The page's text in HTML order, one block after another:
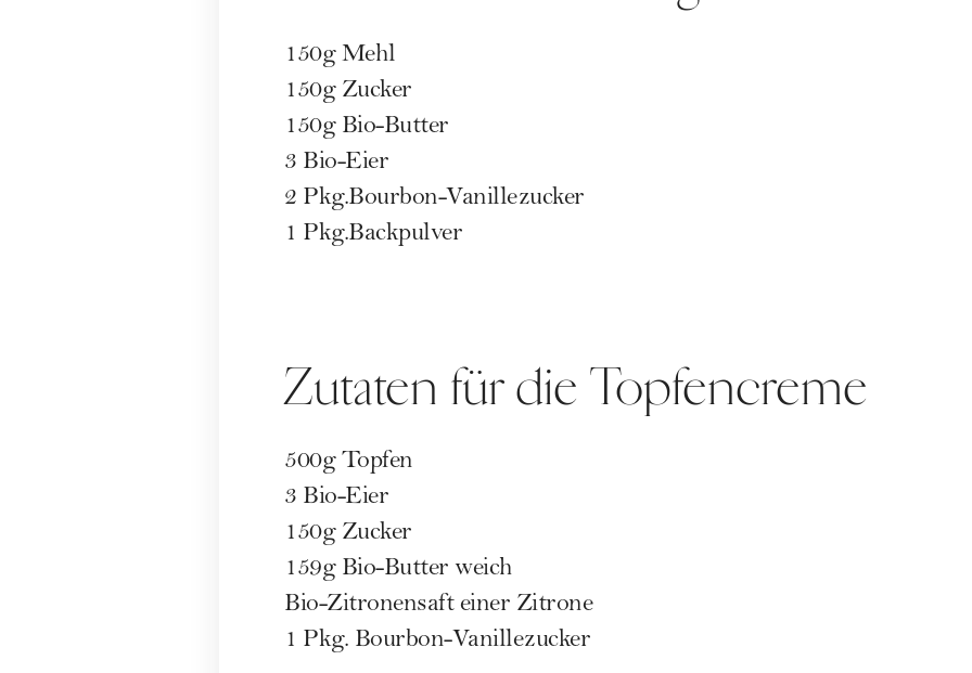
150g Mehl
150g Zucker
150g Bio-Butter
3 Bio-Eier
2 Pkg.Bourbon-Vanillezucker
1 Pkg.Backpulver
Zutaten für die Topfencreme
500g Topfen
3 Bio-Eier
150g Zucker
159g Bio-Butter weich
Bio-Zitronensaft einer Zitrone
1 Pkg. Bourbon-Vanillezucker